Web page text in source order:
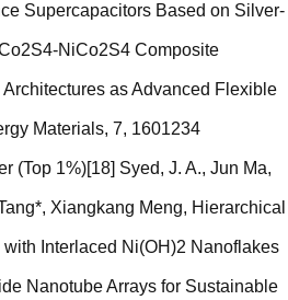
Supercapacitors Based on Silver-
NiCo2S4 Composite
as Advanced Flexible
Materials, 7, 1601234
(Top 1%)[18] Syed, J. A., Jun Ma,
Xiangkang Meng, Hierarchical
Interlaced Ni(OH)2 Nanoflakes
Nanotube Arrays for Sustainable